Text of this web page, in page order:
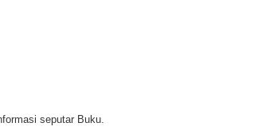
seputar Buku.